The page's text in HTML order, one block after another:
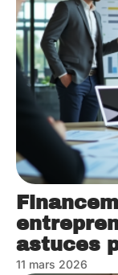
astuces
11 mars 2026